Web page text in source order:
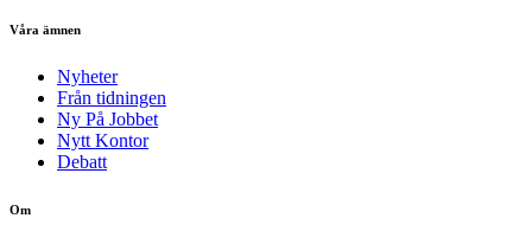
Våra ämnen
Nyheter
Från tidningen
Ny På Jobbet
Nytt Kontor
Debatt
Om